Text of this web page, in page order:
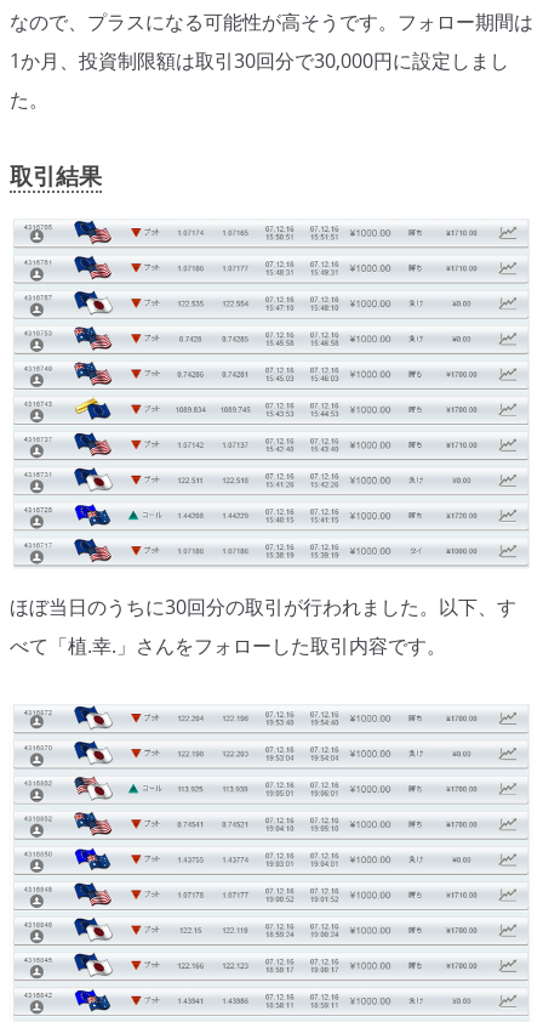
スプレッド取引
アルゴビット
詐欺・ステマなどBO裏話
ステマに注意！
２ちゃんまとめ風の詐欺サイト
用語集
なので、プラスになる可能性が高そうです。フォロー期間は
1か月、投資制限額は取引30回分で30,000円に設定しまし
た。
取引結果
ほぼ当日のうちに30回分の取引が行われました。以下、す
べて「植.幸.」さんをフォローした取引内容です。